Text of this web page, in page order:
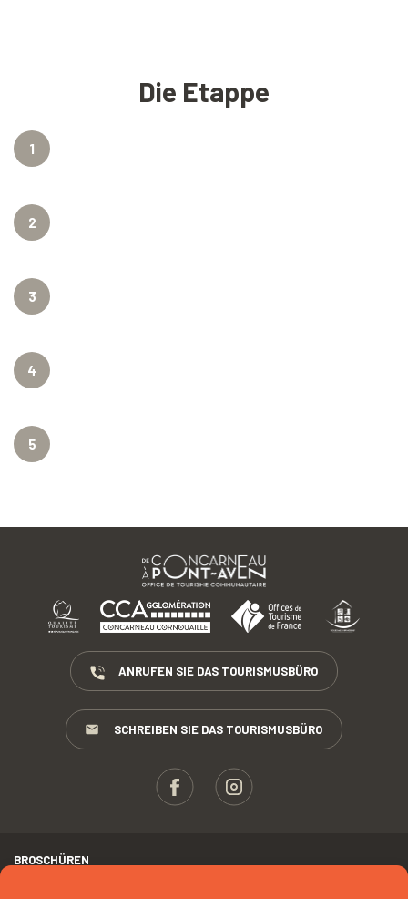
Die Etappe
1
2
3
4
5
ANRUFEN SIE DAS TOURISMUSBÜRO
SCHREIBEN SIE DAS TOURISMUSBÜRO
BROSCHÜREN